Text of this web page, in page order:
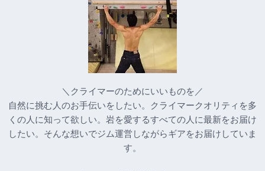
＼クライマーのためにいいものを／
自然に挑む人のお手伝いをしたい。クライマークオリティを多
くの人に知って欲しい。岩を愛するすべての人に最新をお届け
したい。そんな想いでジム運営しながらギアをお届けしていま
す。